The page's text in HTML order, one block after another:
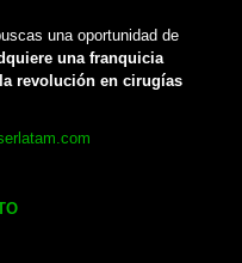
una oportunidad de
una franquicia
revolución en cirugías